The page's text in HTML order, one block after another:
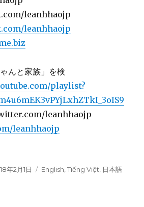
leanhhaojp
leanhhaojp
んと家族」を検
playlist?
leanhhaojp
leanhhaojp
年2月1日
カ
English ,Tiếng Việt 日本語